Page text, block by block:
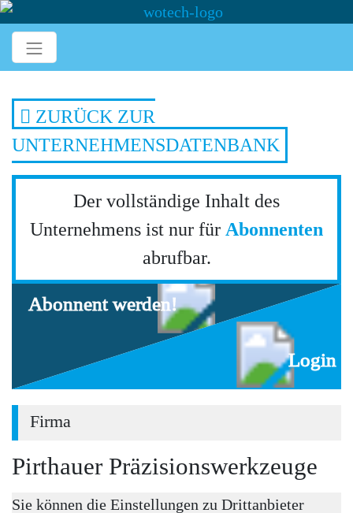
ZURÜCK ZUR
UNTERNEHMENSDATENBANK
Der vollständige Inhalt des
Unternehmens ist nur für Abonnenten
abrufbar.
Abonnent werden!
Login
Firma
Pirthauer Präzisionswerkzeuge
Sie können die Einstellungen zu Drittanbieter